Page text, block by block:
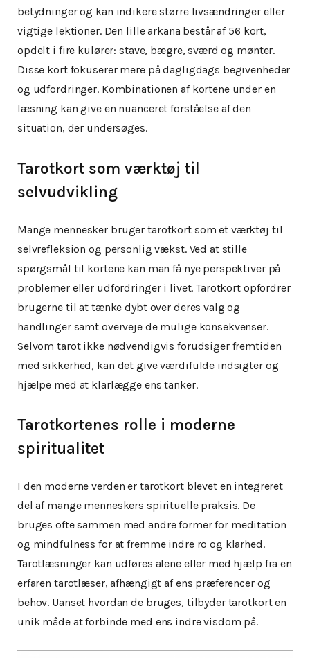
betydninger og kan indikere større livsændringer eller
vigtige lektioner. Den lille arkana består af 56 kort,
opdelt i fire kulører: stave, bægre, sværd og mønter.
Disse kort fokuserer mere på dagligdags begivenheder
og udfordringer. Kombinationen af kortene under en
læsning kan give en nuanceret forståelse af den
situation, der undersøges.
Tarotkort som værktøj til
selvudvikling
Mange mennesker bruger tarotkort som et værktøj til
selvrefleksion og personlig vækst. Ved at stille
spørgsmål til kortene kan man få nye perspektiver på
problemer eller udfordringer i livet. Tarotkort opfordrer
brugerne til at tænke dybt over deres valg og
handlinger samt overveje de mulige konsekvenser.
Selvom tarot ikke nødvendigvis forudsiger fremtiden
med sikkerhed, kan det give værdifulde indsigter og
hjælpe med at klarlægge ens tanker.
Tarotkortenes rolle i moderne
spiritualitet
I den moderne verden er tarotkort blevet en integreret
del af mange menneskers spirituelle praksis. De
bruges ofte sammen med andre former for meditation
og mindfulness for at fremme indre ro og klarhed.
Tarotlæsninger kan udføres alene eller med hjælp fra en
erfaren tarotlæser, afhængigt af ens præferencer og
behov. Uanset hvordan de bruges, tilbyder tarotkort en
unik måde at forbinde med ens indre visdom på.